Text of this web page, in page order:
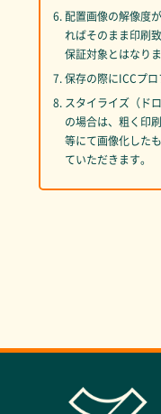
6. 配置画像の解像度
ればそのまま印刷
保証対象とはなり
7. 保存の際にICCプ
8. スタイライズ（ド
の場合は、粗く印
等にて画像化した
ていただきます。